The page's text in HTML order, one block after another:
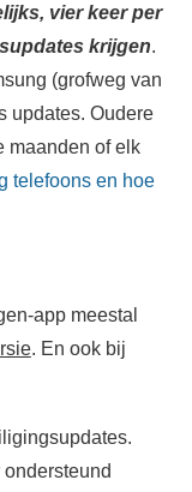
vier keer per
krijgen.
(grofweg van
updates. Oudere
maanden of elk
telefoons en hoe
app meestal
. En ook bij